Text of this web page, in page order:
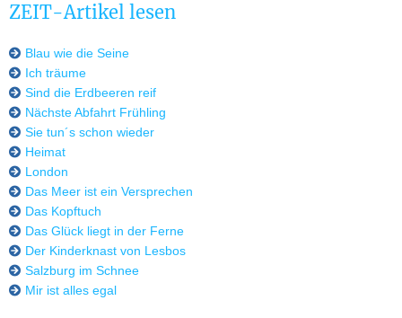
ZEIT-Artikel lesen
Blau wie die Seine
Ich träume
Sind die Erdbeeren reif
Nächste Abfahrt Frühling
Sie tun´s schon wieder
Heimat
London
Das Meer ist ein Versprechen
Das Kopftuch
Das Glück liegt in der Ferne
Der Kinderknast von Lesbos
Salzburg im Schnee
Mir ist alles egal